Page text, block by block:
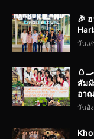
🎉
วันเ
สัม
อา
วันอั